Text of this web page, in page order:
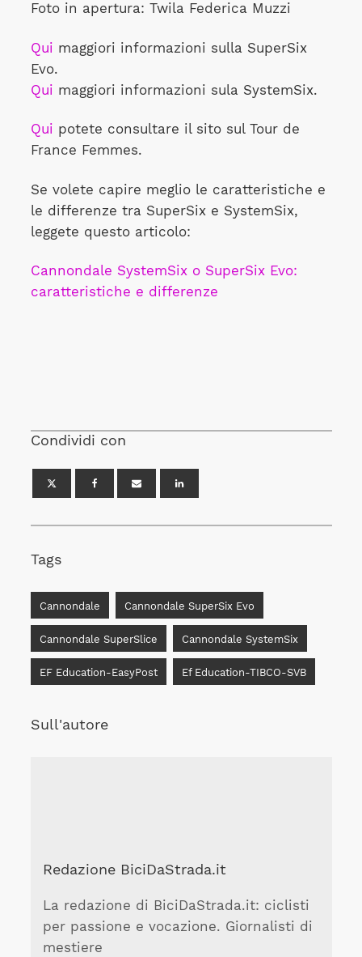
Foto in apertura: Twila Federica Muzzi
Qui maggiori informazioni sulla SuperSix
Evo.
Qui maggiori informazioni sula SystemSix.
Qui potete consultare il sito sul Tour de
France Femmes.
Se volete capire meglio le caratteristiche e
le differenze tra SuperSix e SystemSix,
leggete questo articolo:
Cannondale SystemSix o SuperSix Evo:
caratteristiche e differenze
Condividi con
Tags
Cannondale Cannondale SuperSix Evo
Cannondale SuperSlice Cannondale SystemSix
EF Education-EasyPost Ef Education-TIBCO-SVB
Sull'autore
Redazione BiciDaStrada.it
La redazione di BiciDaStrada.it: ciclisti
per passione e vocazione. Giornalisti di
mestiere